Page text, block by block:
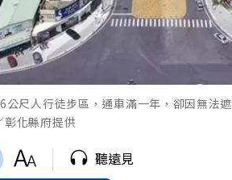
公尺人行徒步區，通車滿一年，卻因無法
彰化縣府提供
聽遠見